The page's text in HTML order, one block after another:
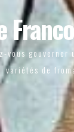
vous
variétés de